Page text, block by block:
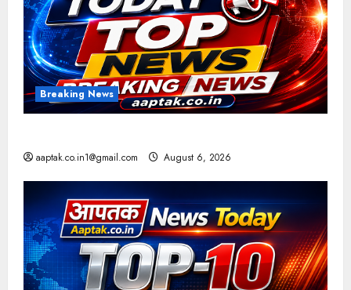
Breaking News
aaptak.co.in1@gmail.com August 6, 2026